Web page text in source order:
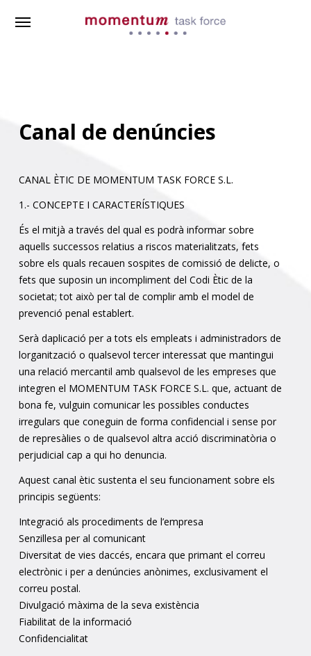
Menu
Canal de denúncies
CANAL ÈTIC DE MOMENTUM TASK FORCE S.L.
1.- CONCEPTE I CARACTERÍSTIQUES
És el mitjà a través del qual es podrà informar sobre
aquells successos relatius a riscos materialitzats, fets
sobre els quals recauen sospites de comissió de delicte, o
fets que suposin un incompliment del Codi Ètic de la
societat; tot això per tal de complir amb el model de
prevenció penal establert.
Serà daplicació per a tots els empleats i administradors de
lorganització o qualsevol tercer interessat que mantingui
una relació mercantil amb qualsevol de les empreses que
integren el MOMENTUM TASK FORCE S.L. que, actuant de
bona fe, vulguin comunicar les possibles conductes
irregulars que coneguin de forma confidencial i sense por
de represàlies o de qualsevol altra acció discriminatòria o
perjudicial cap a qui ho denuncia.
Aquest canal ètic sustenta el seu funcionament sobre els
principis següents:
Integració als procediments de l’empresa
Senzillesa per al comunicant
Diversitat de vies daccés, encara que primant el correu
electrònic i per a denúncies anònimes, exclusivament el
correu postal.
Divulgació màxima de la seva existència
Fiabilitat de la informació
Confidencialitat